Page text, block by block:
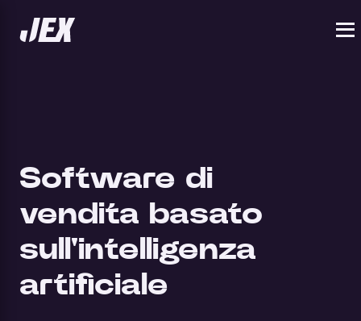
Software di
vendita basato
sull'intelligenza
artificiale